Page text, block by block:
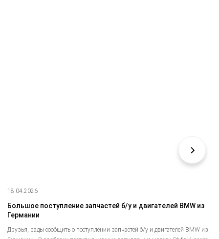
18.04.2026
Большое поступление запчастей б/у и двигателей BMW из
Германии
Друзья, рады сообщить о поступлении запчастей б/у и двигателей BMW из